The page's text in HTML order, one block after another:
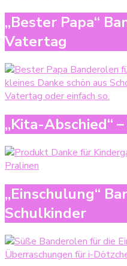
„Bester Papa“
Vatertag
„Kita-Abschied“
„Einschulung“
Schulkinder